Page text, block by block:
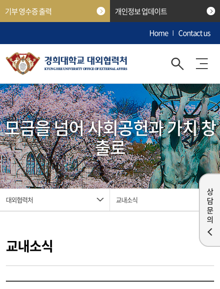
기부 영수증 출력 개인정보 업데이트
Home Contact us
상담 문의
모금을 넘어 사회공헌과 가치 창
출로
대외협력처 교내소식
교내소식